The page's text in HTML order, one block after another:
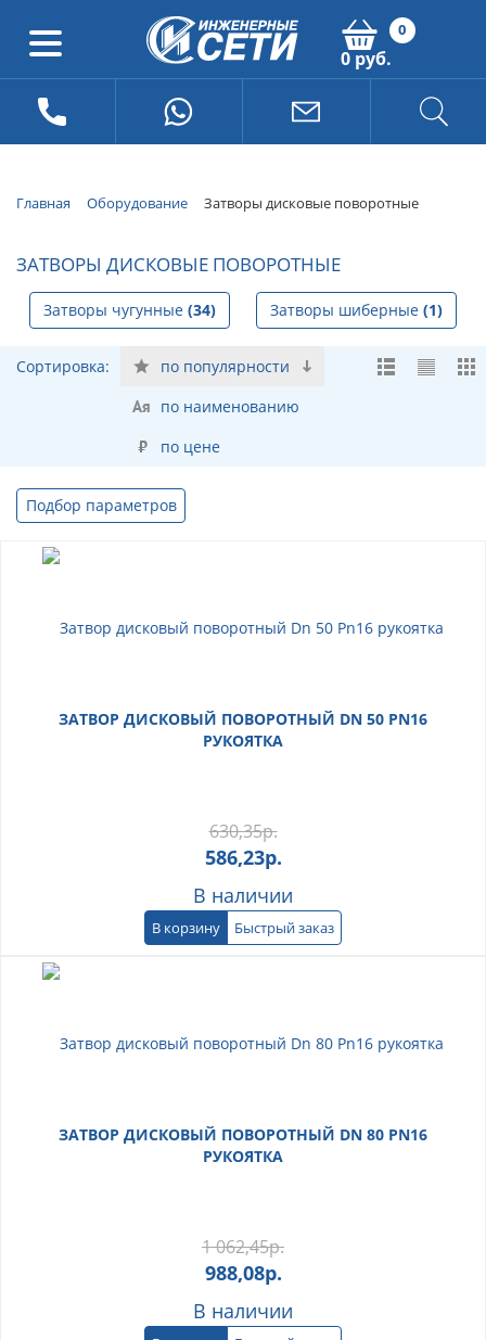
0
0 руб.
Главная Оборудование Затворы дисковые поворотные
ЗАТВОРЫ ДИСКОВЫЕ ПОВОРОТНЫЕ
Затворы чугунные (34) Затворы шиберные (1)
Сортировка:
по популярности
по наименованию
по цене
Подбор параметров
ЗАТВОР ДИСКОВЫЙ ПОВОРОТНЫЙ DN 50 PN16
РУКОЯТКА
630,35р.
586,23р.
В наличии
В корзину Быстрый заказ
ЗАТВОР ДИСКОВЫЙ ПОВОРОТНЫЙ DN 80 PN16
РУКОЯТКА
1 062,45р.
988,08р.
В наличии